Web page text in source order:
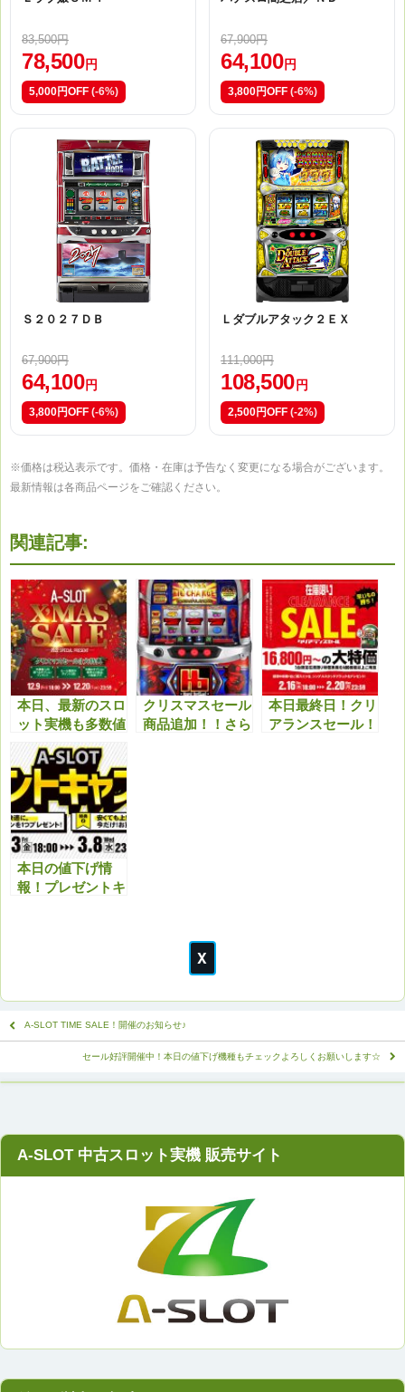
83,500円
78,500 円
5,000円OFF (-6%)
67,900円
64,100 円
3,800円OFF (-6%)
Ｓ２０２７ＤＢ
67,900円
64,100 円
3,800円OFF (-6%)
Ｌダブルアタック２ＥＸ
111,000円
108,500 円
2,500円OFF (-2%)
※価格は税込表示です。価格・在庫は予告なく変更になる場合がございます。
最新情報は各商品ページをご確認ください。
関連記事:
本日、最新のスロ
ット実機も多数値
下げ！クリスマス
セール特典と合わ
せてどうぞ！！
クリスマスセール
商品追加！！さら
本日最終日！クリ
アランスセール！
本日の値下げ情
報！プレゼントキ
A-SLOT TIME SALE！開催のお知らせ♪
セール好評開催中！本日の値下げ機種もチェックよろしくお願いします☆
A-SLOT 中古スロット実機 販売サイト